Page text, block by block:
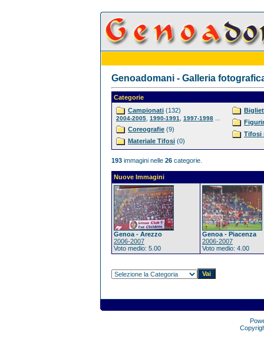
Genoadomani - Galleria
Categorie
Campionati (132)
2004-2005 1990-1991 1997-1998
Coreografie (9)
Materiale Tifosi (0)
Tifosi
193 immagini nelle 26 categorie.
Nuove Immagini
Genoa - Arezzo
2006-2007
Voto medio: 5.00
Genoa - Piacenza
2006-2007
Voto medio: 4.00